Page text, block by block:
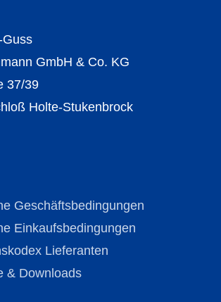
Guss
GmbH & Co. KG
37/39
Holte-Stukenbrock
Geschäftsbedingungen
Einkaufsbedingungen
Lieferanten
& Downloads